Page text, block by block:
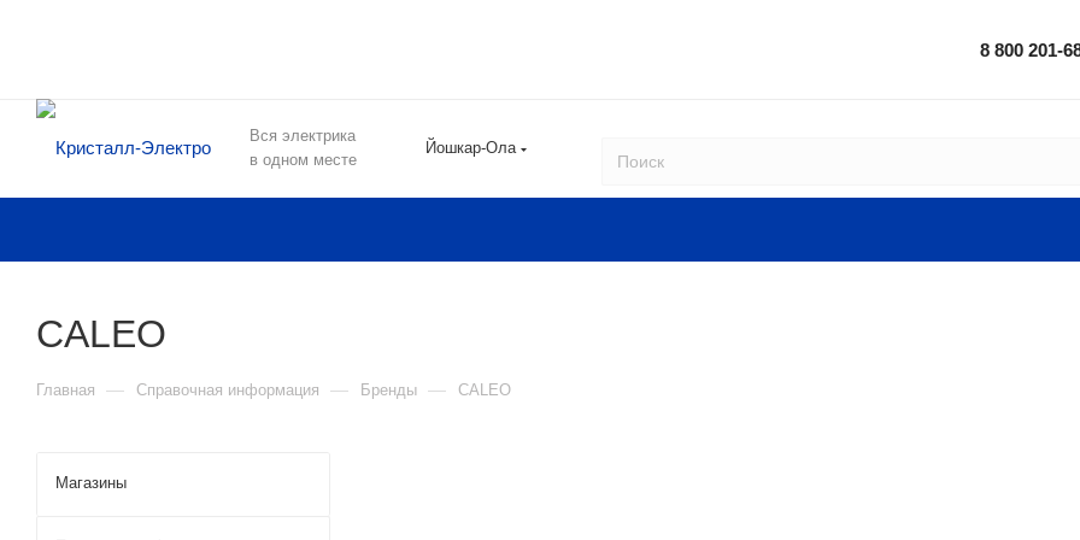
8 800 201-
Вся электрика
в одном месте
Йошкар-Ола
CALEO
Главная — Справочная информация — Бренды — CALEO
Магазины